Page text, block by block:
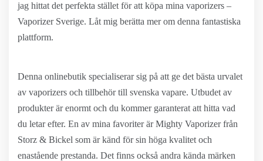
jag hittat det perfekta stället för att köpa mina vaporizers –
Vaporizer Sverige. Låt mig berätta mer om denna fantastiska
plattform.
Denna onlinebutik specialiserar sig på att ge det bästa urvalet
av vaporizers och tillbehör till svenska vapare. Utbudet av
produkter är enormt och du kommer garanterat att hitta vad
du letar efter. En av mina favoriter är Mighty Vaporizer från
Storz & Bickel som är känd för sin höga kvalitet och
enastående prestanda. Det finns också andra kända märken